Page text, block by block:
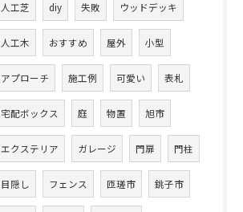
人工芝 diy 失敗 ウッドデッキ
人工木 おすすめ 屋外 小型
アプローチ 施工例 可愛い 表札
宅配ボックス 庭 物置 旭市
エクステリア ガレージ 門扉 門柱
目隠し フェンス 匝瑳市 銚子市